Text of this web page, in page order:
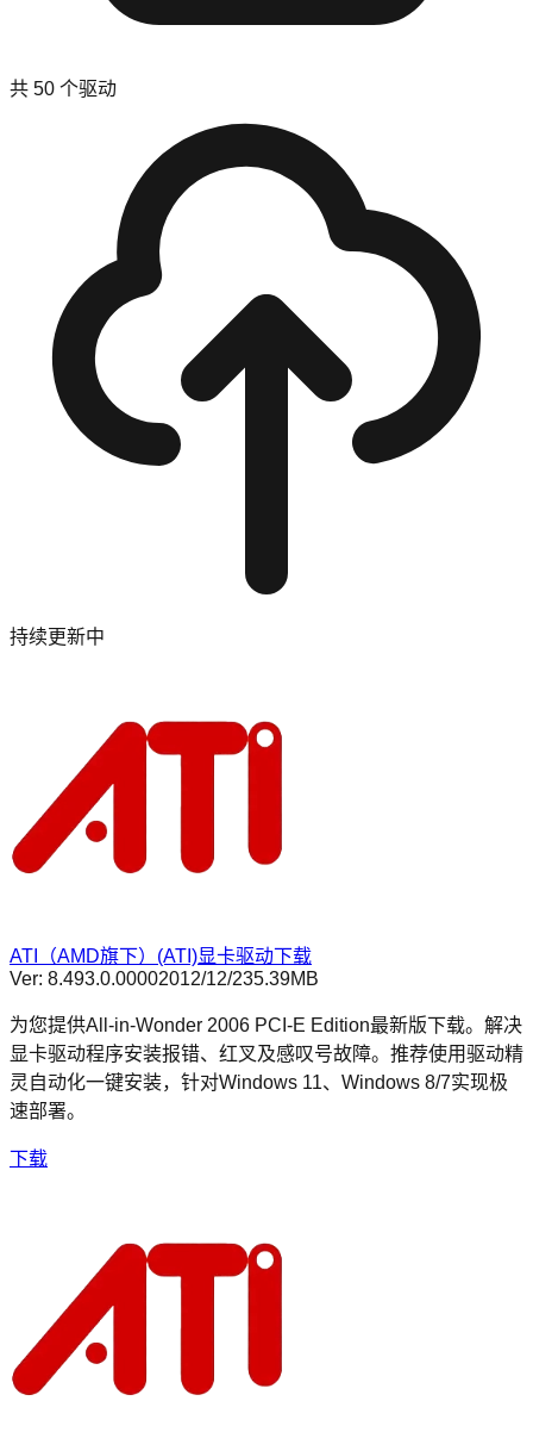
共 50 个驱动
持续更新中
ATI（AMD旗下）(ATI)显卡驱动下载
Ver: 8.493.0.00002012/12/235.39MB
为您提供All-in-Wonder 2006 PCI-E Edition最新版下载。解决
显卡驱动程序安装报错、红叉及感叹号故障。推荐使用驱动精
灵自动化一键安装，针对Windows 11、Windows 8/7实现极
速部署。
下载